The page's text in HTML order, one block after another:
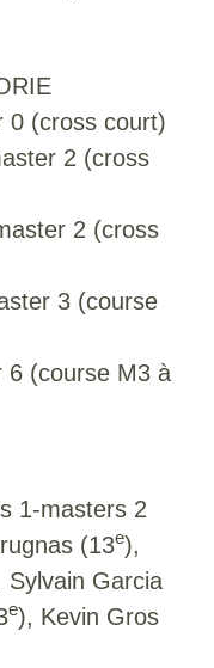
0 (cross court)
2 (cross
2 (cross
3 (course
6 (course M3 à
1-masters 2
(13e),
Sylvain Garcia
e), Kevin Gros